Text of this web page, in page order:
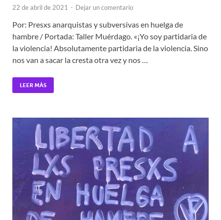
22 de abril de 2021 - Dejar un comentario
Por: Presxs anarquistas y subversivas en huelga de
hambre / Portada: Taller Muérdago. «¡Yo soy partidaria de
la violencia! Absolutamente partidaria de la violencia. Sino
nos van a sacar la cresta otra vez y nos …
LEER MÁS